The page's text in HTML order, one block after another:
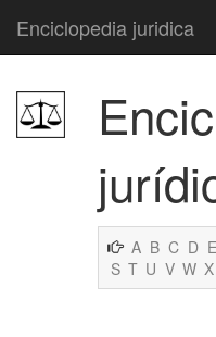
Enciclopedia juridica
A B C D E
S T U V W X